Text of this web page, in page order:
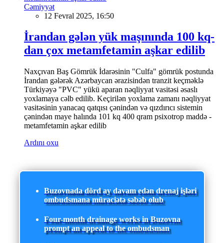
Cəmiyyət
12 Fevral 2025, 16:50
İrandan gələn yük maşınında 100 kq-
dan çox metamfetamin aşkar edilib
Naxçıvan Baş Gömrük İdarəsinin "Culfa" gömrük postunda
İrandan gələrək Azərbaycan ərazisindən tranzit keçməklə
Türkiyəyə "PVC" yükü aparan nəqliyyat vasitəsi əsaslı
yoxlamaya cəlb edilib. Keçirilən yoxlama zamanı nəqliyyat
vasitəsinin yanacaq qatqısı çənindən və qızdırıcı sistemin
çənindən maye halında 101 kq 400 qram psixotrop maddə -
metamfetamin aşkar edilib
Ardını oxu
Buzovnada dörd ay davam edən drenaj işləri
ombudsmana müraciətə səbəb olub
Four-month drainage works in Buzovna
prompt an appeal to the ombudsman